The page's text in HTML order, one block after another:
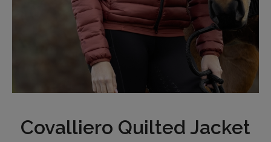
Tröjor och Toppar
Covalliero Quilted Jacket